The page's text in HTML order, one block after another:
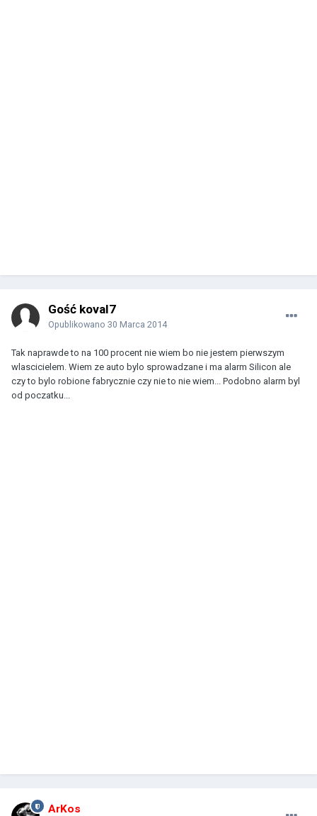
Gość koval7
Opublikowano 30 Marca 2014
Tak naprawde to na 100 procent nie wiem bo nie jestem pierwszym
wlascicielem. Wiem ze auto bylo sprowadzane i ma alarm Silicon ale
czy to bylo robione fabrycznie czy nie to nie wiem... Podobno alarm byl
od poczatku...
ArKos